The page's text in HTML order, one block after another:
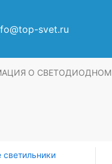
svet.ru
О СВЕТОДИОДНОМ